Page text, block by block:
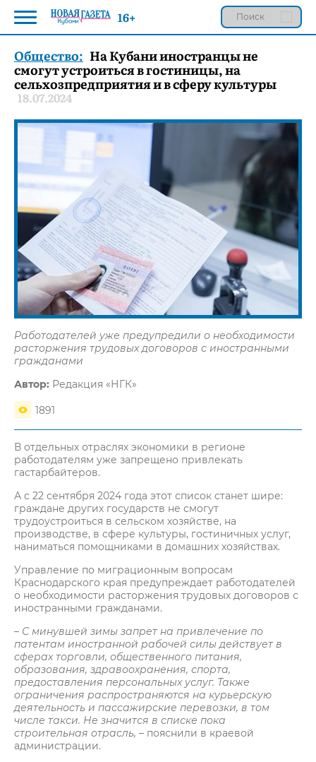
Общество: На Кубани иностранцы не
смогут устроиться в гостиницы, на
сельхозпредприятия и в сферу культуры
18.07.2024
Работодателей уже предупредили о необходимости
расторжения трудовых договоров с иностранными
гражданами
Автор: Редакция «НГК»
1891
В отдельных отраслях экономики в регионе
работодателям уже запрещено привлекать
гастарбайтеров.
А с 22 сентября 2024 года этот список станет шире:
граждане других государств не смогут
трудоустроиться в сельском хозяйстве, на
производстве, в сфере культуры, гостиничных услуг,
наниматься помощниками в домашних хозяйствах.
Управление по миграционным вопросам
Краснодарского края предупреждает работодателей
о необходимости расторжения трудовых договоров с
иностранными гражданами.
– С минувшей зимы запрет на привлечение по
патентам иностранной рабочей силы действует в
сферах торговли, общественного питания,
образования, здравоохранения, спорта,
предоставления персональных услуг. Также
ограничения распространяются на курьерскую
деятельность и пассажирские перевозки, в том
числе такси. Не значится в списке пока
строительная отрасль, – пояснили в краевой
администрации.
16+